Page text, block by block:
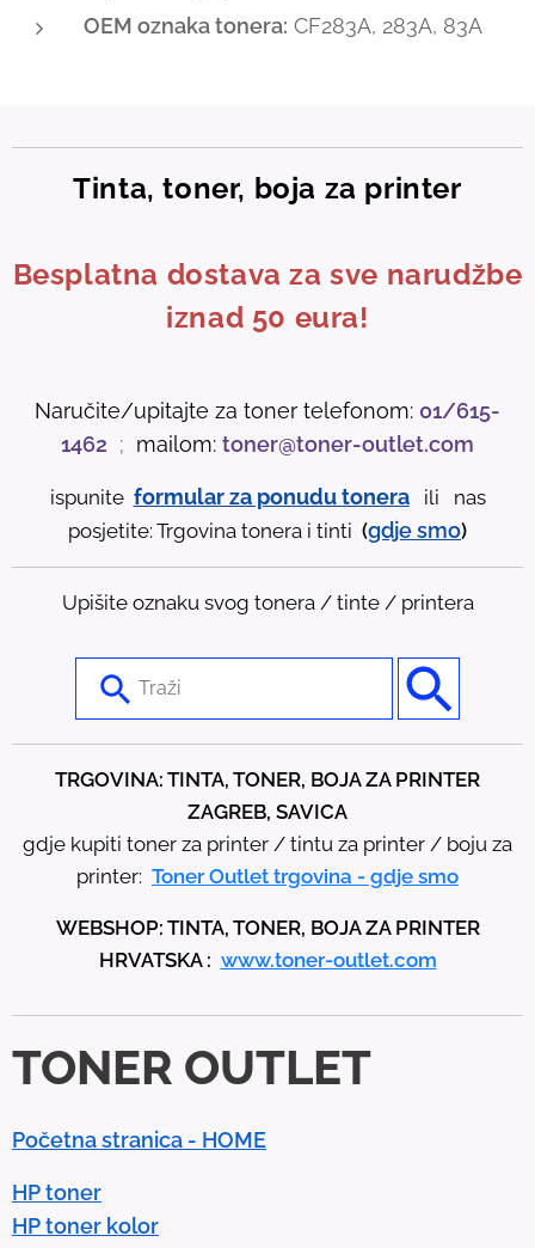
OEM oznaka tonera: CF283A, 283A, 83A
Tinta, toner, boja za printer
Besplatna dostava za sve narudžbe
iznad 50 eura!
Naručite/upitajte za toner telefonom: 01/615-
1462 ; mailom: toner@toner-outlet.com
ispunite formular za ponudu tonera
ili nas
posjetite: Trgovina tonera i tinti (gdjesmo)
Upišite oznaku svog tonera / tinte / printera
t
a
TRGOVINA: TINTA, TONER, BOJA ZA PRINTER
ZAGREB, SAVICA
gdje kupiti toner za printer / tintu za printer / boju za
printer: Toner Outlet trgovina - gdje smo
WEBSHOP: TINTA, TONER, BOJA ZA PRINTER
HRVATSKA : www.toner-outlet.com
TONER OUTLET
Početna stranica - HOME
HP toner
HP toner kolor